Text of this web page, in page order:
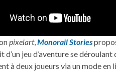
pixelart, Monorail Stories
d’un jeu d’aventure se
à deux joueurs via un mode en